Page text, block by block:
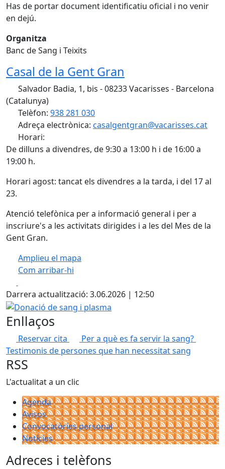
Has de portar document identificatiu oficial i no venir
en dejú.
Organitza
Banc de Sang i Teixits
Casal de la Gent Gran
Salvador Badia, 1, bis - 08233 Vacarisses - Barcelona
(Catalunya)
Telèfon: 938 281 030
Adreça electrònica: casalgentgran@vacarisses.cat
Horari:
De dilluns a divendres, de 9:30 a 13:00 h i de 16:00 a
19:00 h.
Horari agost: tancat els divendres a la tarda, i del 17 al
23.
Atenció telefònica per a informació general i per a
inscriure's a les activitats dirigides i a les del Mes de la
Gent Gran.
Amplieu el mapa
Com arribar-hi
+
−
Darrera actualització: 3.06.2026 | 12:50
Donació de sang i plasma
Enllaços
Reservar cita
Per a què es fa servir la sang?
Testimonis de persones que han necessitat sang
RSS
L'actualitat a un clic
Agenda
Avisos
Convocatòries personal
Notícies
Adreces i telèfons